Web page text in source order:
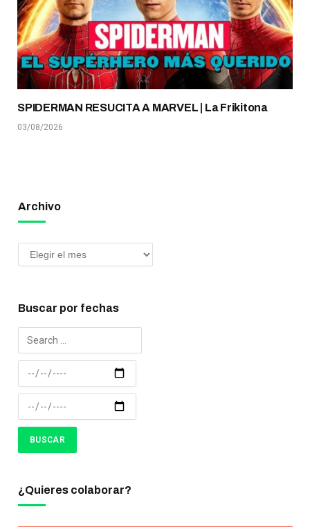
SPIDERMAN RESUCITA A MARVEL | La Frikitona
03/08/2026
Archivo
Buscar por fechas
¿Quieres colaborar?